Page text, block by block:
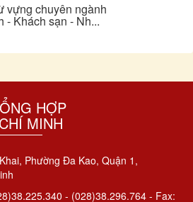
vựng chuyên ngành
- Khách sạn - Nh...
HỢP
MINH
Phường Đa Kao, Quận 1,
- (028)38.296.764 - Fax: